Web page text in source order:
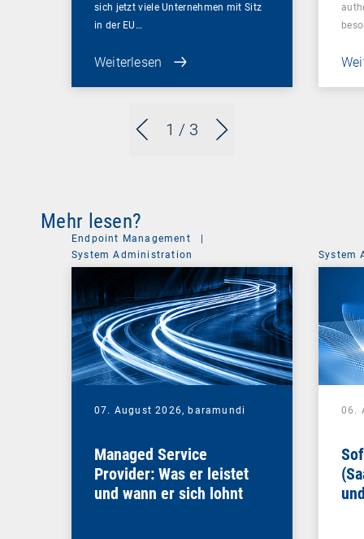
1 / 3
sich jetzt viele Unternehmen mit Sitz
in der EU…
Weiterlesen
Mehr lesen?
Endpoint Management
System Administration
07. August 2026, baramundi
Managed Service
Provider: Was er leistet
und wann er sich lohnt
System
06.